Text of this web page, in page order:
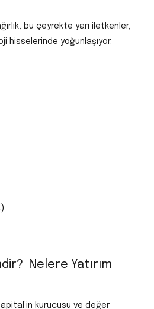
bu çeyrekte yarı iletkenler,
hisselerinde yoğunlaşıyor.
Nelere Yatırım
kurucusu ve değer